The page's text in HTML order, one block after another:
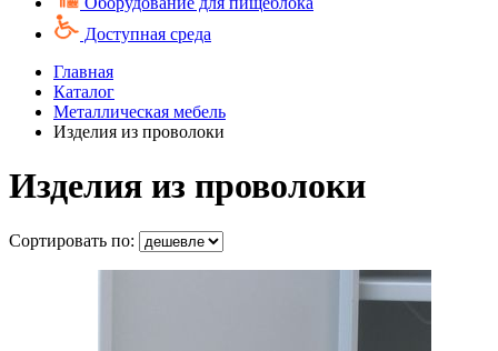
Доступная среда
Главная
Каталог
Металлическая мебель
Изделия из проволоки
Изделия из проволоки
Сортировать по: